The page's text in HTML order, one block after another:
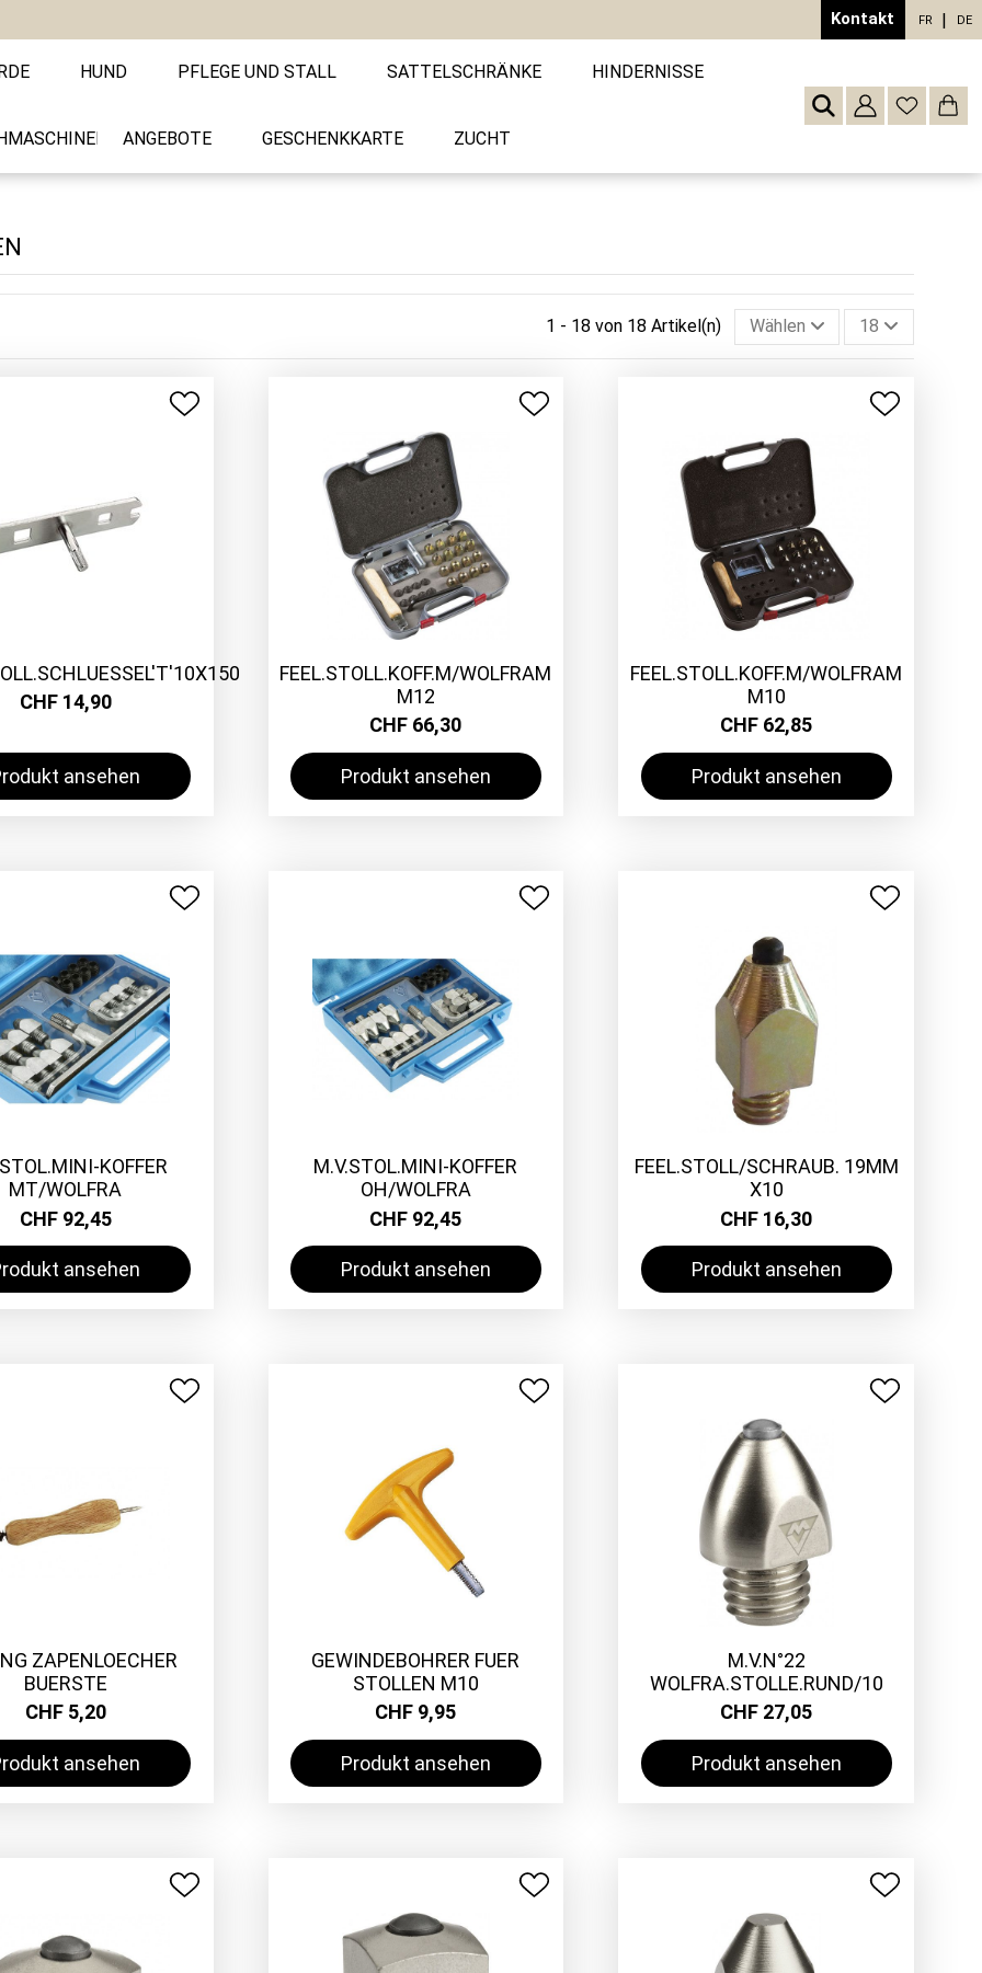
Kontakt FR DE
HUND PFLEGE UND STALL SATTELSCHRÄNKE HINDERNISSE
ANGEBOTE GESCHENKKARTE ZUCHT
1 - 18 von 18 Artikel(n) Wählen 18
CHF 14,90
ansehen
FEEL.STOLL.KOFF.M/WOLFRAM
M12
CHF 66,30
Produkt ansehen
FEEL.STOLL.KOFF.M/WOLFRAM
M10
CHF 62,85
Produkt ansehen
KOFFER
MT/WOLFRA
CHF 92,45
ansehen
M.V.STOL.MINI-KOFFER
OH/WOLFRA
CHF 92,45
Produkt ansehen
FEEL.STOLL/SCHRAUB. 19MM
X10
CHF 16,30
Produkt ansehen
ZAPENLOECHER
BUERSTE
CHF 5,20
ansehen
GEWINDEBOHRER FUER
STOLLEN M10
CHF 9,95
Produkt ansehen
M.V.N°22
WOLFRA.STOLLE.RUND/10
CHF 27,05
Produkt ansehen